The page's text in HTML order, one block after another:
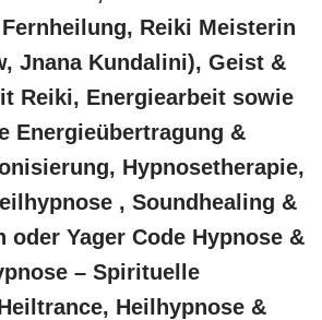
Reiki Meisterin
Jnana Kundalini), Geist &
Reiki, Energiearbeit sowie
Energieübertragung &
Hypnosetherapie,
, Soundhealing &
oder Yager Code Hypnose &
– Spirituelle
Heilhypnose &